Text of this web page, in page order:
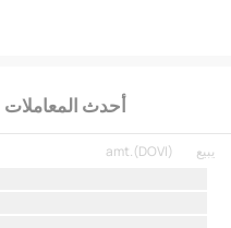
أحدث المعاملات
يبيع amt.(DOVI)